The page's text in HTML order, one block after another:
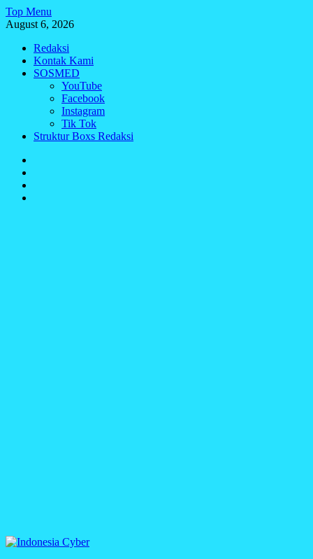
Skip
to
Top Menu
August 6, 2026
Redaksi
Kontak Kami
SOSMED
YouTube
Facebook
Instagram
Tik Tok
Struktur Boxs Redaksi